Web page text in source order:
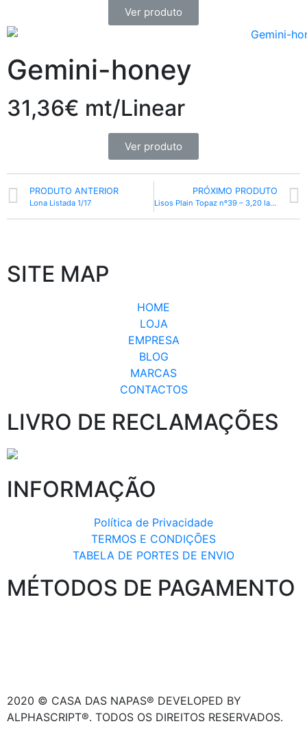
Ver produto
Gemini-honey
31,36€ mt/Linear
Ver produto
PRODUTO ANTERIOR
Lona Listada 1/17
PRÓXIMO PRODUTO
Lisos Plain Topaz nº39 – 3,20 largura
SITE MAP
HOME
LOJA
EMPRESA
BLOG
MARCAS
CONTACTOS
LIVRO DE RECLAMAÇÕES
INFORMAÇÃO
Política de Privacidade
TERMOS E CONDIÇÕES
TABELA DE PORTES DE ENVIO
MÉTODOS DE PAGAMENTO
2020 © CASA DAS NAPAS® DEVELOPED BY
ALPHASCRIPT®. TODOS OS DIREITOS RESERVADOS.